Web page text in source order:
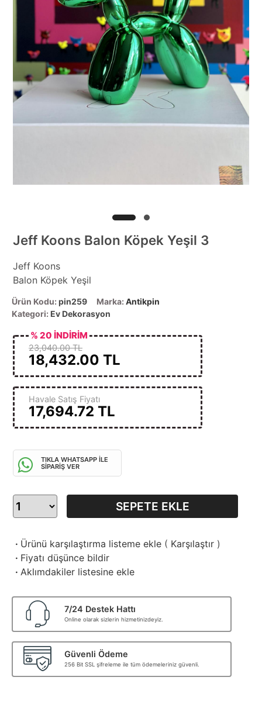
Jeff Koons Balon Köpek Yeşil 3
Jeff Koons
Balon Köpek Yeşil
Ürün Kodu: pin259 Marka: Antikpin
Kategori: Ev Dekorasyon
23,040.00 TL
18,432.00 TL
% 20 İNDİRİM
Havale Satış Fiyatı
17,694.72 TL
TIKLA WHATSAPP İLE
SİPARİŞ VER
SEPETE EKLE
· Ürünü karşılaştırma listeme ekle ( Karşılaştır )
· Fiyatı düşünce bildir
· Aklımdakiler listesine ekle
7/24 Destek Hattı
Online olarak sizlerin hizmetinizdeyiz.
Güvenli Ödeme
256 Bit SSL şifreleme ile tüm ödemeleriniz güvenli.